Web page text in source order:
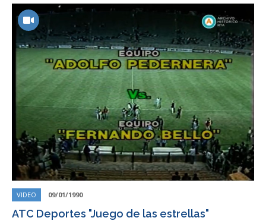
VIDEO 09/01/1990
ATC Deportes "Juego de las estrellas"